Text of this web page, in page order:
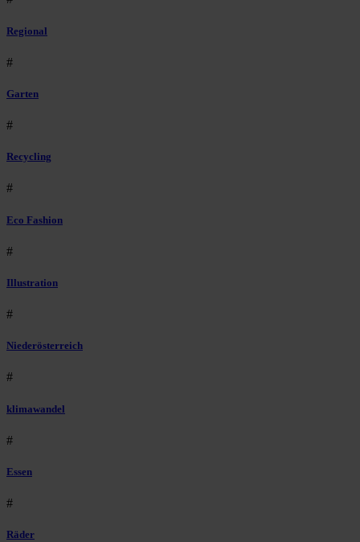
Regional
#
Garten
#
Recycling
#
Eco Fashion
#
Illustration
#
Niederösterreich
#
klimawandel
#
Essen
#
Räder